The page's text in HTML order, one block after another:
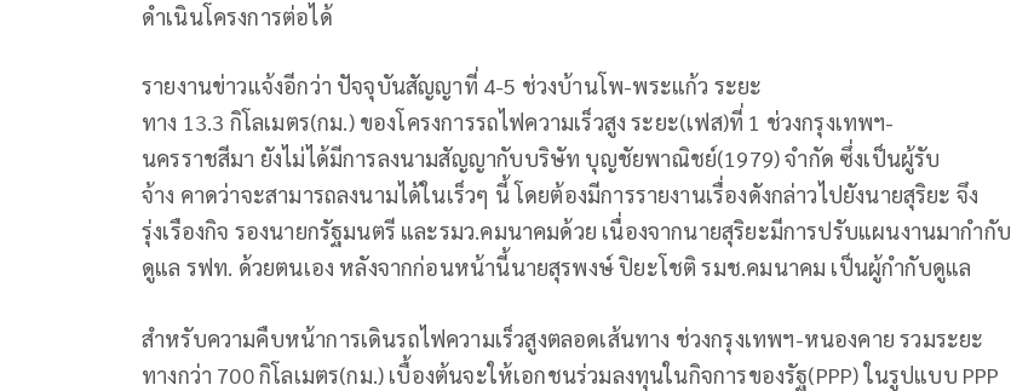
ดำเนินโครงการต่อได้
รายงานข่าวแจ้งอีกว่า ปัจจุบันสัญญาที่ 4-5 ช่วงบ้านโพ-พระแก้ว ระยะ
ทาง 13.3 กิโลเมตร(กม.) ของโครงการรถไฟความเร็วสูง ระยะ(เฟส)ที่ 1 ช่วงกรุงเทพฯ-
นครราชสีมา ยังไม่ได้มีการลงนามสัญญากับบริษัท บุญชัยพาณิชย์(1979) จำกัด ซึ่งเป็นผู้รับ
จ้าง คาดว่าจะสามารถลงนามได้ในเร็วๆ นี้ โดยต้องมีการรายงานเรื่องดังกล่าวไปยังนายสุริยะ จึง
รุ่งเรืองกิจ รองนายกรัฐมนตรี และรมว.คมนาคมด้วย เนื่องจากนายสุริยะมีการปรับแผนงานมากำกับ
ดูแล รฟท. ด้วยตนเอง หลังจากก่อนหน้านี้นายสุรพงษ์ ปิยะโชติ รมช.คมนาคม เป็นผู้กำกับดูแล
สำหรับความคืบหน้าการเดินรถไฟความเร็วสูงตลอดเส้นทาง ช่วงกรุงเทพฯ-หนองคาย รวมระยะ
ทางกว่า 700 กิโลเมตร(กม.) เบื้องต้นจะให้เอกชนร่วมลงทุนในกิจการของรัฐ(PPP) ในรูปแบบ PPP